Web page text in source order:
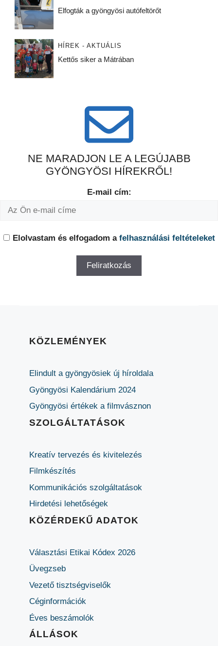
Elfogták a gyöngyösi autófeltörőt
HÍREK - AKTUÁLIS
Kettős siker a Mátrában
NE MARADJON LE A LEGÚJABB
GYÖNGYÖSI HÍREKRŐL!
E-mail cím:
Elolvastam és elfogadom a felhasználási feltételeket
KÖZLEMÉNYEK
Elindult a gyöngyösiek új híroldala
Gyöngyösi Kalendárium 2024
Gyöngyösi értékek a filmvásznon
SZOLGÁLTATÁSOK
Kreatív tervezés és kivitelezés
Filmkészítés
Kommunikációs szolgáltatások
Hirdetési lehetőségek
KÖZÉRDEKŰ ADATOK
Választási Etikai Kódex 2026
Üvegzseb
Vezető tisztségviselők
Céginformációk
Éves beszámolók
ÁLLÁSOK